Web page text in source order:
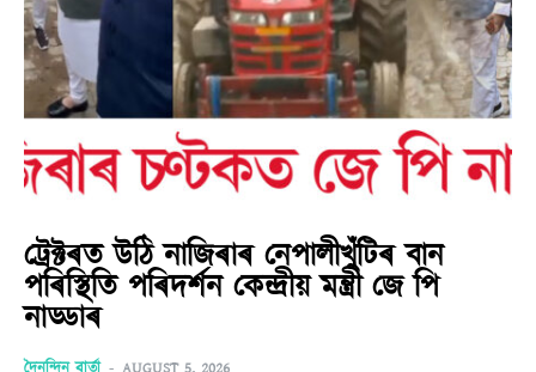
ট্ৰেক্টৰত উঠি নাজিৰাৰ নেপালীখুঁটিৰ বান
পৰিস্থিতি পৰিদৰ্শন কেন্দ্ৰীয় মন্ত্ৰী জে পি
নাড্ডাৰ